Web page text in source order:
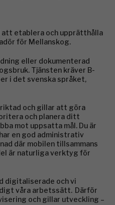
etablera och upprätthålla
för Mellanskog.
eller dokumenterad
Tjänsten kräver B-
i det svenska språket,
och gillar att göra
och planera ditt
mot uppsatta mål. Du är
en god administrativ
där mobilen tillsammans
är naturliga verktyg för
digitaliserade och vi
våra arbetssätt. Därför
och gillar utveckling –